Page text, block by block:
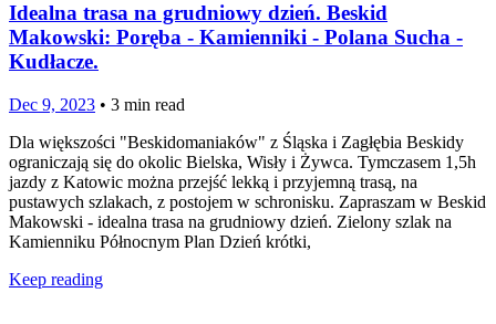
Idealna trasa na grudniowy dzień. Beskid
Makowski: Poręba - Kamienniki - Polana Sucha -
Kudłacze.
Dec 9, 2023 • 3 min read
Dla większości "Beskidomaniaków" z Śląska i Zagłębia Beskidy
ograniczają się do okolic Bielska, Wisły i Żywca. Tymczasem 1,5h
jazdy z Katowic można przejść lekką i przyjemną trasą, na
pustawych szlakach, z postojem w schronisku. Zapraszam w Beskid
Makowski - idealna trasa na grudniowy dzień. Zielony szlak na
Kamienniku Północnym Plan Dzień krótki,
Keep reading